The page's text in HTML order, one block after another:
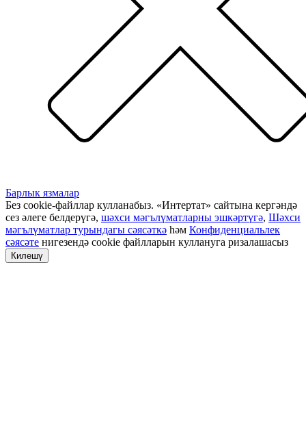
Барлык язмалар
Без cookie-файллар кулланабыз. «Интертат» сайтына кергәндә
сез әлеге белдерүгә, шәхси мәгълүматларны эшкәртүгә, Шәхси
мәгълүматлар турындагы сәясәткә һәм Конфиденциальлек
сәясәте нигезендә cookie файлларын куллануга ризалашасыз
Килешү